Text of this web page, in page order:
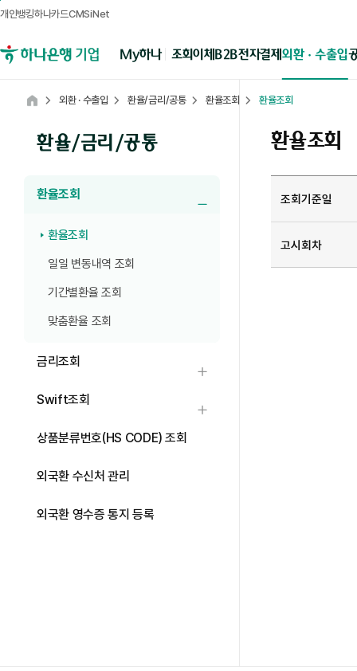
개인뱅킹하나카드CMSiNet
하나은행 기업뱅킹 My하나 조회이체B2B전자결제외환 · 수출입
환율/금리/공통
환율조회
환율조회
일일 변동내역 조회
기간별환율 조회
맞춤환율 조회
금리조회
Swift조회
상품분류번호(HS CODE) 조회
외국환 수신처 관리
외국환 영수증 통지 등록
Home
외환 · 수출입 환율/금리/공통 환율조회 환율조회
환율조회
조회기준일
고시회차